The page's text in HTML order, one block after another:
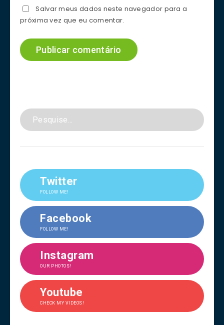
Salvar meus dados neste navegador para a
próxima vez que eu comentar.
Twitter
FOLLOW ME!
Facebook
FOLLOW ME!
Instagram
OUR PHOTOS!
Youtube
CHECK MY VIDEOS!